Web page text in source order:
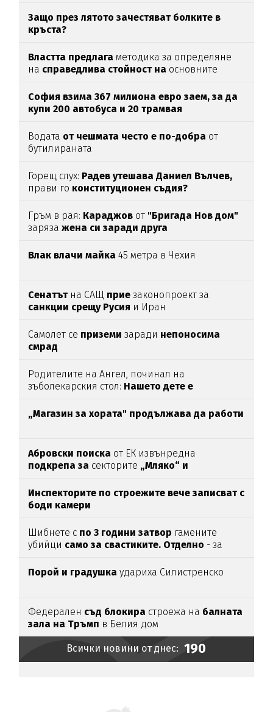
Защо през лятото зачестяват болките в
кръста?
Властта предлага методика за определяне
на справедлива стойност на основните
София взима 367 милиона евро заем, за да
купи 200 автобуса и 20 трамвая
Водата от чешмата често е по-добра от
бутилираната
Горещ слух: Радев утешава Даниел Вълчев,
прави го конституционен съдия?
Гръм в рая: Караджов от "Бригада Нов дом"
зарязажена си заради друга
Влак влачи майка 45 метра в Чехия
Сенатътна САЩ прие законопроект за
санкции срещу Русия и Иран
Самолет се приземи заради непоносима
смрад
Родителите на Ангел, починал на
зъболекарския стол: Нашето дете е
антидотътнаупойката
„Магазин за хората" продължава да работи
Абровски поиска от ЕК извънредна
подкрепа за секторите „Мляко“ и
Инспекторите по строежите вече записват с
боди камери
Шибнете с по 3 години затвор гамените
убийци само за свастиките. Отделно - за
Порой и градушка удариха Силистренско
Федерален съд блокира строежа на балната
зала на Тръмп в Белия дом
Всички новини от днес: 190